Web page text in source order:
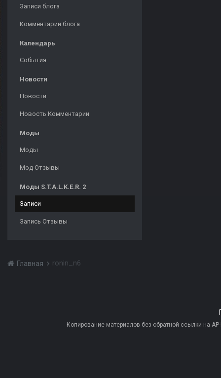
Записи блога
Комментарии блога
Календарь
События
Новости
Новости
Новость Комментарии
Моды
Моды
Мод Отзывы
Моды S.T.A.L.K.E.R. 2
Записи
Запись Отзывы
Главная ronin_n6
Копирование материалов без обратной ссылки на